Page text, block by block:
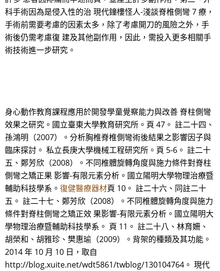
科手術因為是侵入性的治 現代鐘樓怪人-淺談脊椎側彎 7 療，
手術前需要考慮的因素太多，除了考慮開刀的風險之外，手
術後仍需考慮復 建及其他副作用，因此，需投入更多相關手
術技術進一步研究。
身心動作教育課程應用於開發學童覺察能力與改善 脊柱側彎
效果之研究。國立臺東大學教育研究所。頁 47。 註二十四、
孫鴻明（2007）。分析胸椎脊椎側彎術後結果之影響因子與
臨床探討。 私立長庚大學機械工程研究所。頁 5-6。 註二十
五、鄭芳欣（2008）。不同椎體旋轉角度與施力條件對脊柱
側彎之矯正果 影響-有限元素分析。國立陽明大學物理治療暨
輔助科技學系。 復健醫療器材頁 10。 註二十六、同註二十
五。 註二十七、鄭芳欣（2008）。不同椎體旋轉角度與施力
條件對脊柱側彎之矯正效 果影響-有限元素分析。國立陽明大
學物理治療暨輔助科技學系。 頁 11。 註二十八、林育姍、
胡榮和、胡雅珍、樊惠瑜（2009）。背架的種類及其功能。
2014 年 10 月 10 日，取自
http://blog.xuite.net/wdt5861/twblog/130104764。 現代